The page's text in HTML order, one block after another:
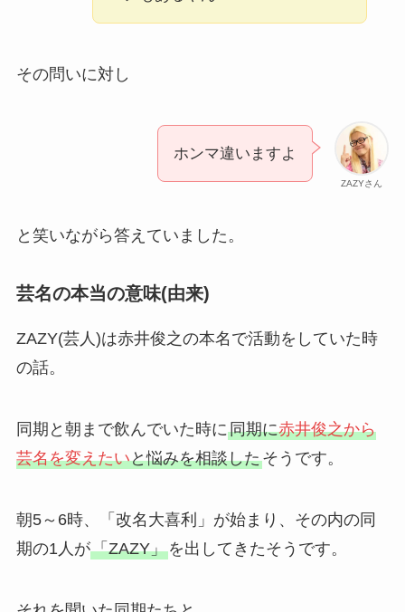
その問いに対し
ZAZYさん
ホンマ違いますよ
と笑いながら答えていました。
芸名の本当の意味(由来)
ZAZY(芸人)は赤井俊之の本名で活動をしていた時
の話。
同期と朝まで飲んでいた時に同期に赤井俊之から
芸名を変えたいと悩みを相談したそうです。
朝5～6時、「改名大喜利」が始まり、その内の同
期の1人が「ZAZY」を出してきたそうです。